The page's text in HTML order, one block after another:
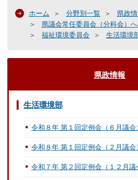
ホーム 分野別一覧
県政
県議会常任委員会（分科会）
福祉環境委員会
生活環境
県政情報
生活環境部
令和８年 第１回定例会（６月議会
令和８年 第１回定例会（２月議会
令和７年 第２回定例会（１２月議